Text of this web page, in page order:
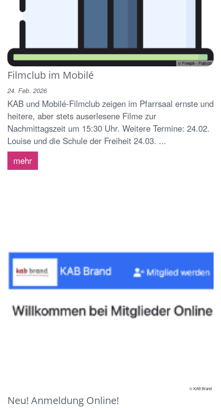
© Freepik - Flaticon
Filmclub im Mobilé
24. Feb. 2026
KAB und Mobilé-Filmclub zeigen im Pfarrsaal ernste und
heitere, aber stets auserlesene Filme zur
Nachmittagszeit um 15:30 Uhr. Weitere Termine: 24.02.
Louise und die Schule der Freiheit 24.03. ...
mehr
© KAB Brand
Neu! Anmeldung Online!